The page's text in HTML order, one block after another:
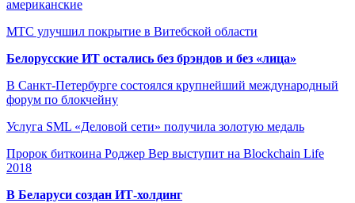
американские
МТС улучшил покрытие в Витебской области
Белорусские ИТ остались без брэндов и без «лица»
В Санкт-Петербурге состоялся крупнейший международный
форум по блокчейну
Услуга SML «Деловой сети» получила золотую медаль
Пророк биткоина Роджер Вер выступит на Blockchain Life
2018
В Беларуси создан ИТ-холдинг